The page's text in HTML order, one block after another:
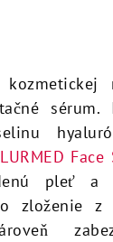
sérum.
Face
pleť a
zloženie